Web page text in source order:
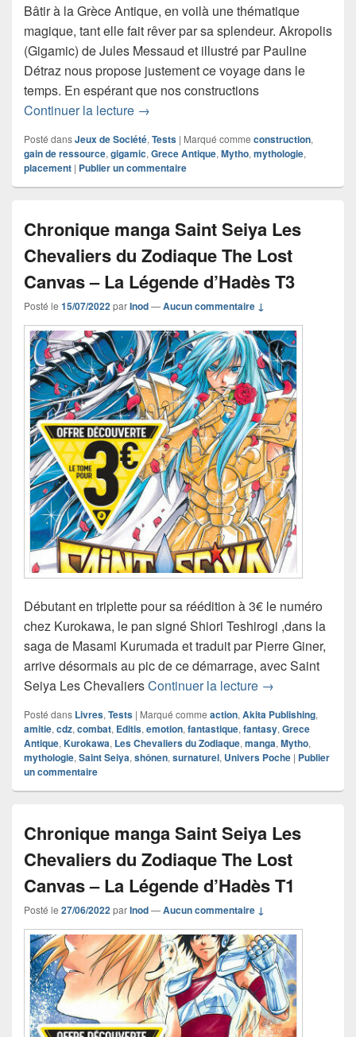
Bâtir à la Grèce Antique, en voilà une thématique
magique, tant elle fait rêver par sa splendeur. Akropolis
(Gigamic) de Jules Messaud et illustré par Pauline
Détraz nous propose justement ce voyage dans le
temps. En espérant que nos constructions
Continuer la lecture Chronique jeu de société Akropolis
→
Posté dansJeux de Société, Tests | Marqué comme construction,
gain de ressource, gigamic, Grece Antique, Mytho, mythologie,
placement | Publier un commentaire
Chronique manga Saint Seiya Les
Chevaliers du Zodiaque The Lost
Canvas – La Légende d’Hadès T3
Posté le 15/07/2022 parInod—Aucun commentaire ↓
Débutant en triplette pour sa réédition à 3€ le numéro
chez Kurokawa, le pan signé Shiori Teshirogi ,dans la
saga de Masami Kurumada et traduit par Pierre Giner,
arrive désormais au pic de ce démarrage, avec Saint
Seiya Les ChevaliersContinuer la lecture Chronique
→
Posté dans Livres, Tests | Marqué comme action, Akita Publishing,
amitie, cdz, combat, Editis, emotion, fantastique, fantasy, Grece
Antique, Kurokawa, Les Chevaliers du Zodiaque, manga, Mytho,
mythologie, Saint Seiya, shônen, surnaturel, Univers Poche | Publier
un commentaire
Chronique manga Saint Seiya Les
Chevaliers du Zodiaque The Lost
Canvas – La Légende d’Hadès T1
Posté le 27/06/2022parInod—Aucun commentaire ↓